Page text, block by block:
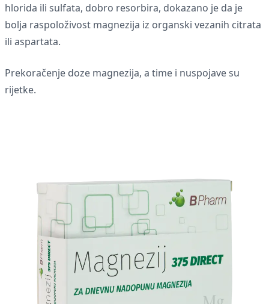
hlorida ili sulfata, dobro resorbira, dokazano je da je
bolja raspoloživost magnezija iz organski vezanih citrata
ili aspartata.
Prekoračenje doze magnezija, a time i nuspojave su
rijetke.